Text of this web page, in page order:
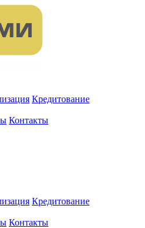
Кредитование
Контакты
Кредитование
Контакты